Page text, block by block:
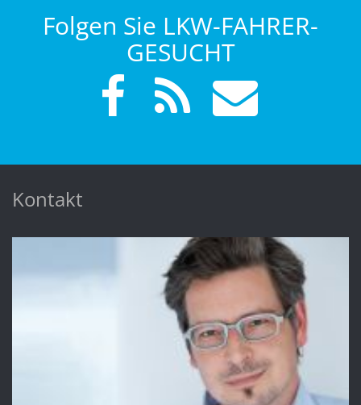
Folgen Sie LKW-FAHRER-
GESUCHT
Kontakt